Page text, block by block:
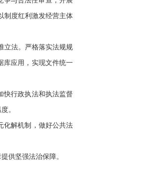
制度红利激发经营主体
法。严格落实法规规
库应用，实现文件统一
行政执法和执法监督
。
解机制，做好公共法
供坚强法治保障。